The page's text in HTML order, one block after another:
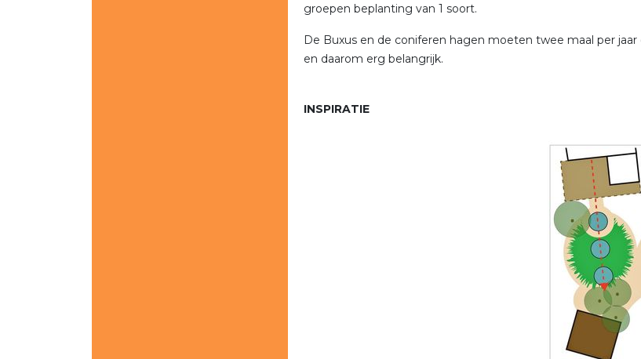
groepen beplanting van 1 soort.
De Buxus en de coniferen hagen moeten twee maal per
en daarom erg belangrijk.
INSPIRATIE